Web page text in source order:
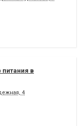
питания в
4